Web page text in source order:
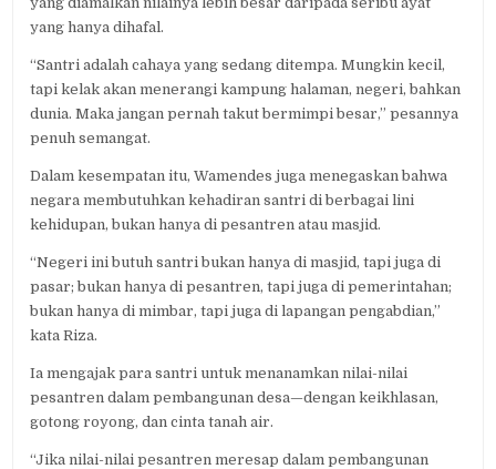
yang hanya dihafal.
“Santri adalah cahaya yang sedang ditempa. Mungkin kecil,
tapi kelak akan menerangi kampung halaman, negeri, bahkan
dunia. Maka jangan pernah takut bermimpi besar,” pesannya
penuh semangat.
Dalam kesempatan itu, Wamendes juga menegaskan bahwa
negara membutuhkan kehadiran santri di berbagai lini
kehidupan, bukan hanya di pesantren atau masjid.
“Negeri ini butuh santri bukan hanya di masjid, tapi juga di
pasar; bukan hanya di pesantren, tapi juga di pemerintahan;
bukan hanya di mimbar, tapi juga di lapangan pengabdian,”
kata Riza.
Ia mengajak para santri untuk menanamkan nilai-nilai
pesantren dalam pembangunan desa—dengan keikhlasan,
gotong royong, dan cinta tanah air.
“Jika nilai-nilai pesantren meresap dalam pembangunan